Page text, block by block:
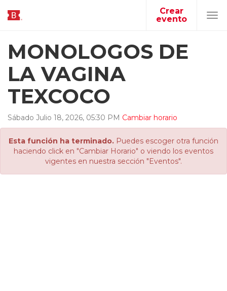
Crear
evento
MONOLOGOS DE
LA VAGINA
TEXCOCO
Sábado Julio 18, 2026, 05:30 PM Cambiar horario
Esta función ha terminado. Puedes escoger otra función
haciendo click en "Cambiar Horario" o viendo los eventos
vigentes en nuestra sección "Eventos".